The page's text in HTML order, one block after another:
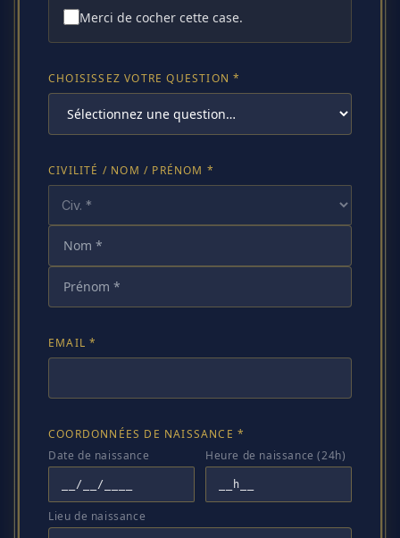
Merci de cocher cette case.
CHOISISSEZ VOTRE QUESTION *
CIVILITÉ / NOM / PRÉNOM *
EMAIL *
COORDONNÉES DE NAISSANCE *
Date de naissance
Heure de naissance (24h)
Lieu de naissance